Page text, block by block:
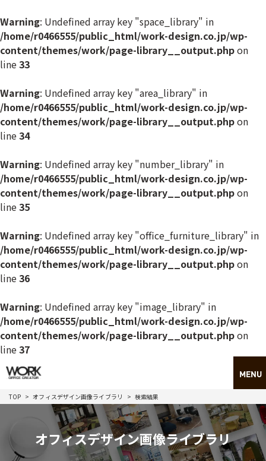
Warning: Undefined array key "space_library" in
/home/r0466555/public_html/work-design.co.jp/wp-
content/themes/work/page-library__output.phpon
line33
Warning: Undefined array key "area_library" in
/home/r0466555/public_html/work-design.co.jp/wp-
content/themes/work/page-library__output.phpon
line34
Warning: Undefined array key "number_library" in
/home/r0466555/public_html/work-design.co.jp/wp-
content/themes/work/page-library__output.phpon
line35
Warning: Undefined array key "office_furniture_library" in
/home/r0466555/public_html/work-design.co.jp/wp-
content/themes/work/page-library__output.phpon
line36
Warning: Undefined array key "image_library" in
/home/r0466555/public_html/work-design.co.jp/wp-
content/themes/work/page-library__output.phpon
line37
TOP オフィスデザイン画像ライブラリ 検索結果
オフィスデザイン画像ライブラリ